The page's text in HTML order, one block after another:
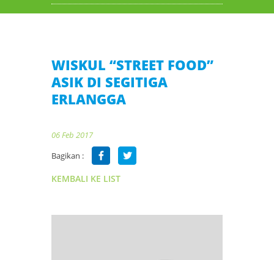
WISKUL “STREET FOOD”
ASIK DI SEGITIGA
ERLANGGA
06 Feb 2017
Bagikan :
KEMBALI KE LIST